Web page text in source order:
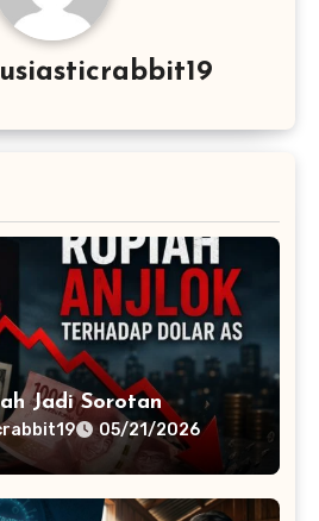
Jadi Sorotan
05/21/2026